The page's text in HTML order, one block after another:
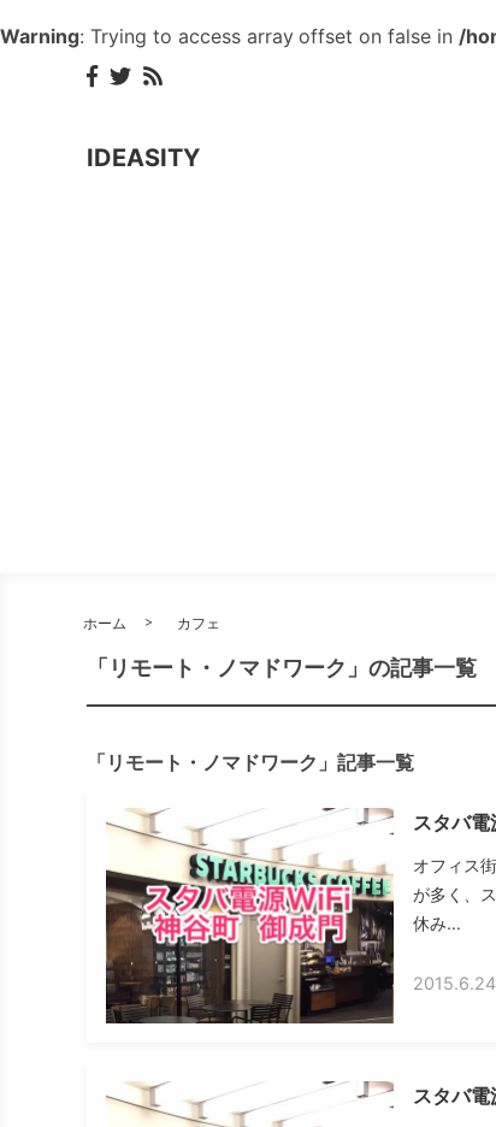
Warning: Trying to access array offset on false in/
IDEASITY
ホーム カフェ
「リモート・ノマドワーク」の記事一覧
「リモート・ノマドワーク」記事一覧
スタバ電
オフィス
が多く、
休み...
2015.6.24
スタバ電